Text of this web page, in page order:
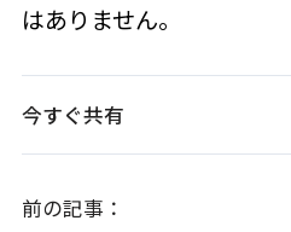
はありません。
今すぐ共有
前の記事：